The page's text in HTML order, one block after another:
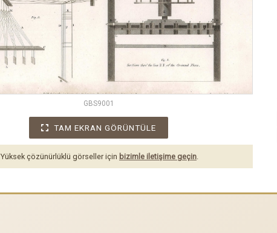
GBS9001
TAM EKRAN GÖRÜNTÜLE
Yüksek çözünürlüklü görseller için bizimle iletişime geçin.